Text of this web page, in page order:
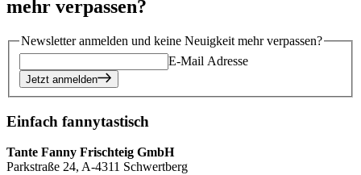
mehr verpassen?
Newsletter anmelden und keine Neuigkeit mehr verpassen?
E-Mail Adresse
Jetzt anmelden
Einfach fannytastisch
Tante Fanny Frischteig GmbH
Parkstraße 24, A-4311 Schwertberg